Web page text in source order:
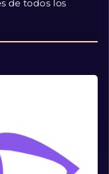
de todos los